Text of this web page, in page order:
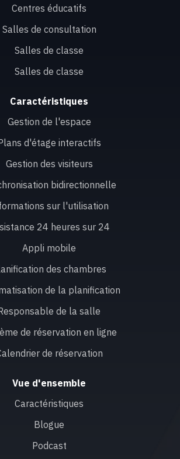
Centres éducatifs
Salles de consultation
Salles de classe
Salles de classe
Caractéristiques
Gestion de l'espace
d'étage interactifs
Gestion des visiteurs
bidirectionnelle
sur l'utilisation
24 heures sur 24
Appli mobile
des chambres
de la planification
de la salle
de réservation en ligne
de réservation
Vue d'ensemble
Caractéristiques
Blogue
Podcast